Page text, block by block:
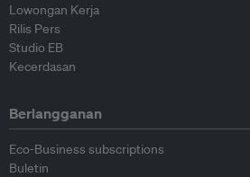
Lowongan Kerja
Rilis Pers
Studio EB
Kecerdasan
Berlangganan
Eco-Business subscriptions
Buletin